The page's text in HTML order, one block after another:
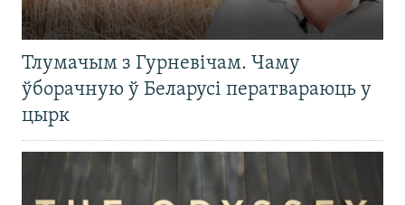
Тлумачым з Гурневічам. Чаму
ўборачную ў Беларусі ператвараюць у
цырк